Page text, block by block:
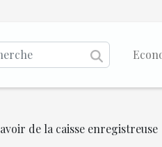
de la caisse enregistreuse